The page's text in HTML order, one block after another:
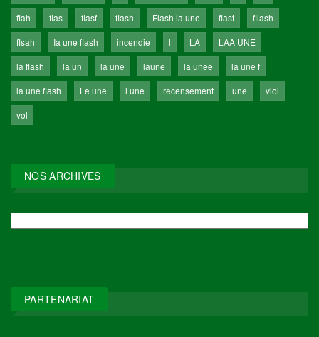
flah
flas flasf flash Flash la une flast
fllash
flsah
Ia une flash incendie l LA
LAA UNE
la flash
la un la une laune la unee
la une f
la une flash
Le une l une recensement une
viol
vol
NOS ARCHIVES
PARTENARIAT